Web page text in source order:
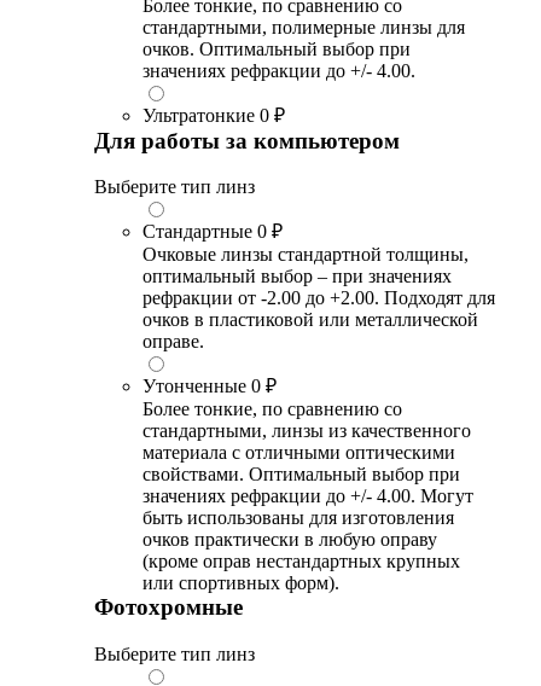
Более тонкие, по сравнению со
стандартными, полимерные линзы для
очков. Оптимальный выбор при
значениях рефракции до +/- 4.00.
Ультратонкие 0 ₽
Для работы за компьютером
Выберите тип линз
Стандартные 0 ₽
Очковые линзы стандартной толщины,
оптимальный выбор – при значениях
рефракции от -2.00 до +2.00. Подходят для
очков в пластиковой или металлической
оправе.
Утонченные 0 ₽
Более тонкие, по сравнению со
стандартными, линзы из качественного
материала с отличными оптическими
свойствами. Оптимальный выбор при
значениях рефракции до +/- 4.00. Могут
быть использованы для изготовления
очков практически в любую оправу
(кроме оправ нестандартных крупных
или спортивных форм).
Фотохромные
Выберите тип линз